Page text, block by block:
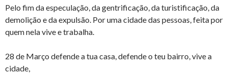
Pelo fim da especulação, da gentrificação, da turistificação, da
demolição e da expulsão. Por uma cidade das pessoas, feita por
quem nela vive e trabalha.
28 de Março defende a tua casa, defende o teu bairro, vive a
cidade,